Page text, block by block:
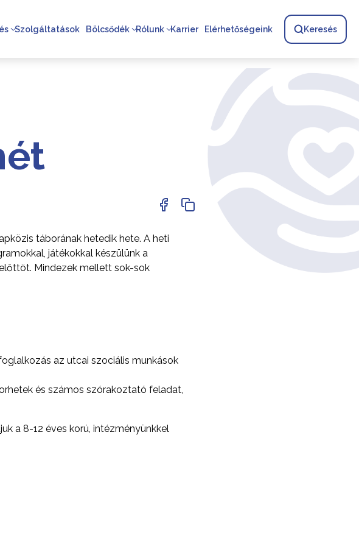
Szolgáltatások Bölcsődék Rólunk Karrier Elérhetőségeink Keresés
táborának hetedik hete. A heti
játékokkal készülünk a
Mindezek mellett sok-sok
az utcai szociális munkások
és számos szórakoztató feladat,
a 8-12 éves korú, intézményünkkel